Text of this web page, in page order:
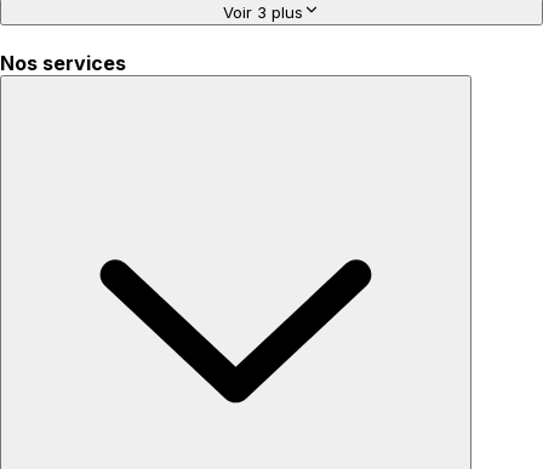
Voir 3 plus
Nos services